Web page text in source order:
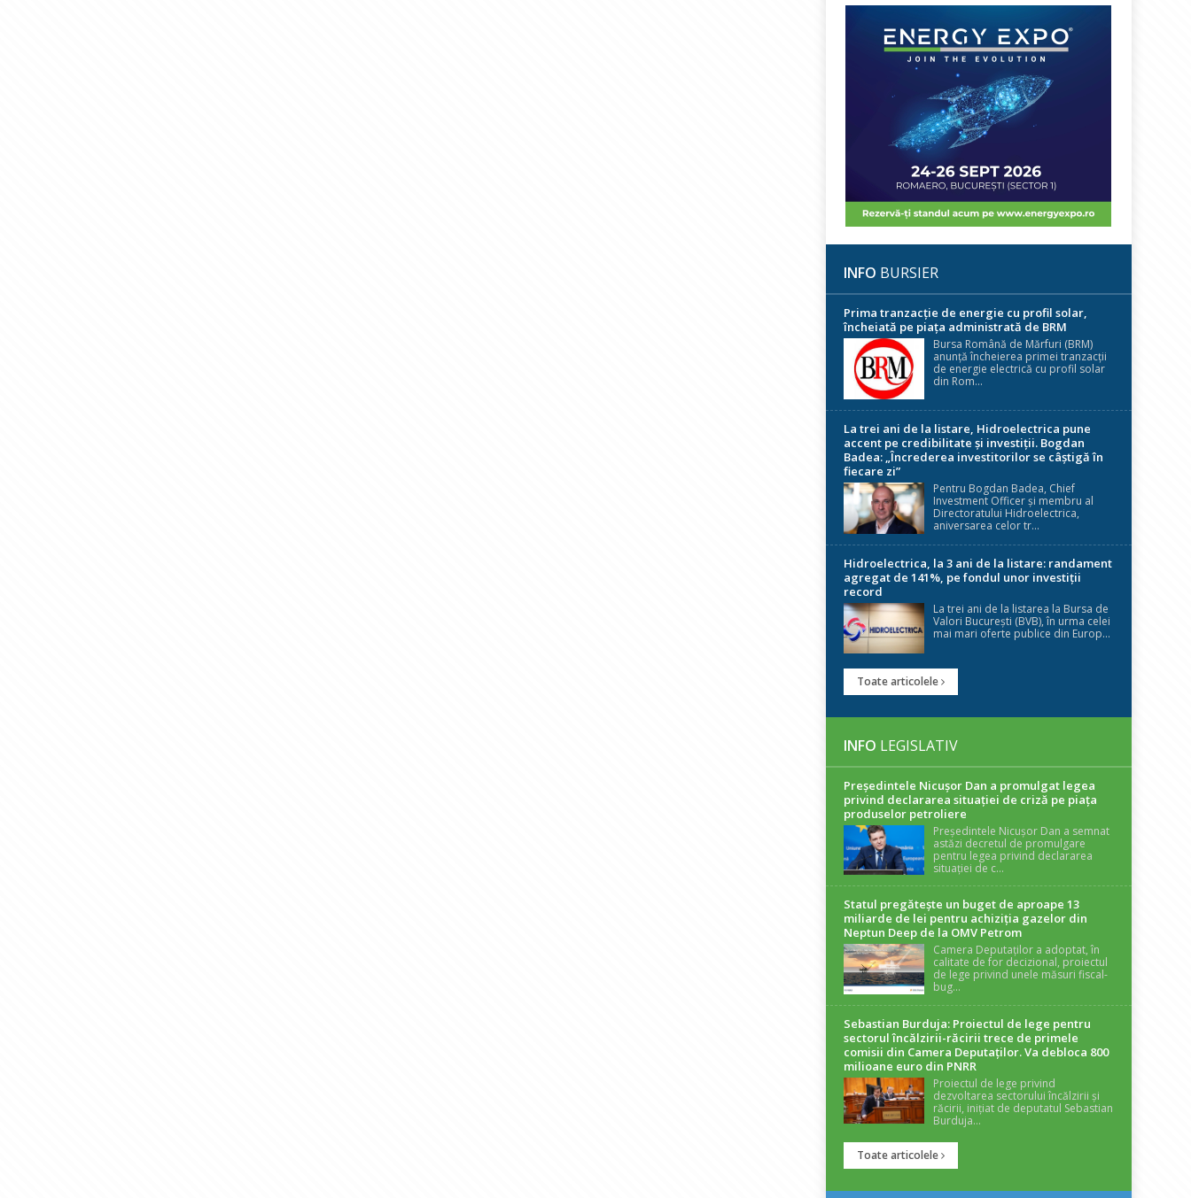
INFO BURSIER
Prima tranzacție de energie cu profil solar,
încheiată pe piața administrată de BRM
Bursa Română de Mărfuri (BRM)
anunță încheierea primei tranzacții
de energie electrică cu profil solar
din Rom...
La trei ani de la listare, Hidroelectrica pune
accent pe credibilitate și investiții. Bogdan
Badea: „Încrederea investitorilor se câștigă în
fiecare zi”
Pentru Bogdan Badea, Chief
Investment Officer și membru al
Directoratului Hidroelectrica,
aniversarea celor tr...
Hidroelectrica, la 3 ani de la listare: randament
agregat de 141%, pe fondul unor investiții
record
La trei ani de la listarea la Bursa de
Valori București (BVB), în urma celei
mai mari oferte publice din Europ...
Toate articolele
INFO LEGISLATIV
Președintele Nicuşor Dan a promulgat legea
privind declararea situaţiei de criză pe piaţa
produselor petroliere
Președintele Nicușor Dan a semnat
astăzi decretul de promulgare
pentru legea privind declararea
situației de c...
Statul pregătește un buget de aproape 13
miliarde de lei pentru achiziția gazelor din
Neptun Deep de la OMV Petrom
Camera Deputaților a adoptat, în
calitate de for decizional, proiectul
de lege privind unele măsuri fiscal-
bug...
Sebastian Burduja: Proiectul de lege pentru
sectorul încălzirii-răcirii trece de primele
comisii din Camera Deputaților. Va debloca 800
milioane euro din PNRR
Proiectul de lege privind
dezvoltarea sectorului încălzirii și
răcirii, inițiat de deputatul Sebastian
Burduja...
Toate articolele